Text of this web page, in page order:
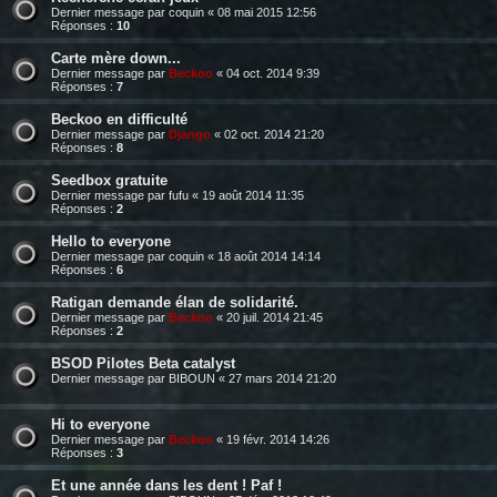
Dernier message par coquin « 08 mai 2015 12:56
Réponses : 10
Carte mère down...
Dernier message par Beckoo « 04 oct. 2014 9:39
Réponses : 7
Beckoo en difficulté
Dernier message par Django « 02 oct. 2014 21:20
Réponses : 8
Seedbox gratuite
Dernier message par fufu « 19 août 2014 11:35
Réponses : 2
Hello to everyone
Dernier message par coquin « 18 août 2014 14:14
Réponses : 6
Ratigan demande élan de solidarité.
Dernier message par Beckoo « 20 juil. 2014 21:45
Réponses : 2
BSOD Pilotes Beta catalyst
Dernier message par BIBOUN « 27 mars 2014 21:20
Hi to everyone
Dernier message par Beckoo « 19 févr. 2014 14:26
Réponses : 3
Et une année dans les dent ! Paf !